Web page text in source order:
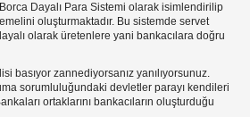
Dayalı Para Sistemi olarak isimlendirilip
oluşturmaktadır. Bu sistemde servet
olarak üretenlere yani bankacılara doğru
basıyor zannediyorsanız yanılıyorsunuz.
sorumluluğundaki devletler parayı kendileri
ortaklarını bankacıların oluşturduğu